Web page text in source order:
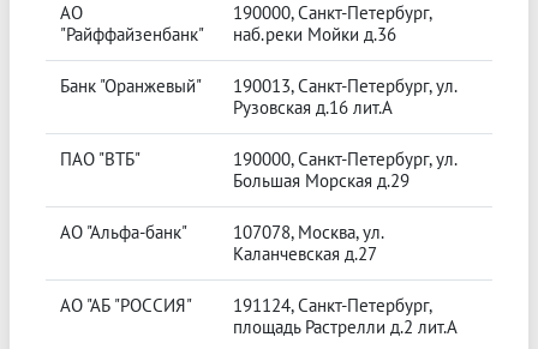
АО
"Райффайзенбанк"
190000, Санкт-Петербург,
наб.реки Мойки д.36
Банк "Оранжевый"
190013, Санкт-Петербург, ул.
Рузовская д.16 лит.А
ПАО "ВТБ"
190000, Санкт-Петербург, ул.
Большая Морская д.29
АО "Альфа-банк"
107078, Москва, ул.
Каланчевская д.27
АО "АБ "РОССИЯ"
191124, Санкт-Петербург,
площадь Растрелли д.2 лит.А